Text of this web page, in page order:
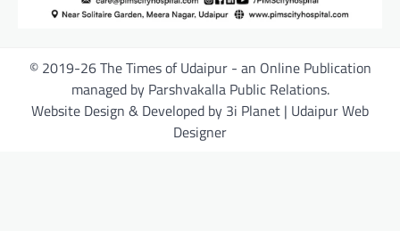
© 2019-26 The Times of Udaipur - an Online Publication
managed by Parshvakalla Public Relations.
Website Design & Developed by 3i Planet | Udaipur Web
Designer